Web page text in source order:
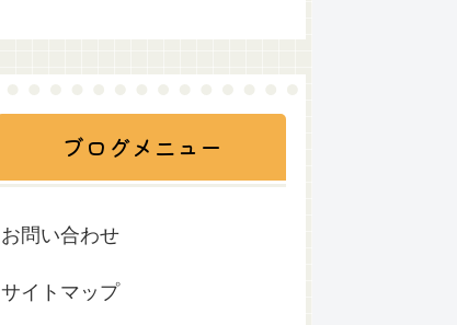
ブログメニュー
お問い合わせ
サイトマップ